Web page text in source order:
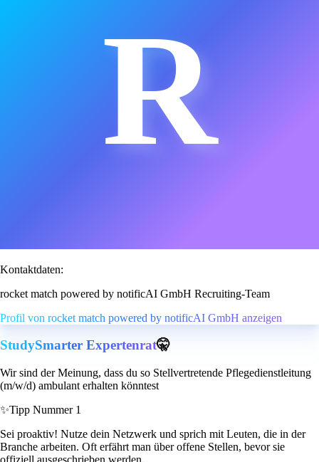
R
Kontaktdaten:
rocket match powered by notificAI GmbH Recruiting-Team
Profil von rocket match powered by notificAI GmbH anzeigen
StudySmarter Expertenrat🤫
Wir sind der Meinung, dass du so Stellvertretende Pflegedienstleitung
(m/w/d) ambulant erhalten könntest
✨Tipp Nummer 1
Sei proaktiv! Nutze dein Netzwerk und sprich mit Leuten, die in der
Branche arbeiten. Oft erfährt man über offene Stellen, bevor sie